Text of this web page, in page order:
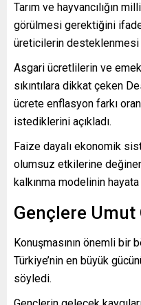
Tarım ve hayvancılığın
görülmesi gerektiğini
üreticilerin desteklenmesi
Asgari ücretlilerin ve
sıkıntılara dikkat çeken
ücrete enflasyon farkı
istediklerini açıkladı.
Faize dayalı ekonomik
olumsuz etkilerine
kalkınma modelinin
Gençlere Umut
Konuşmasının önemli bir
Türkiye’nin en büyük
söyledi.